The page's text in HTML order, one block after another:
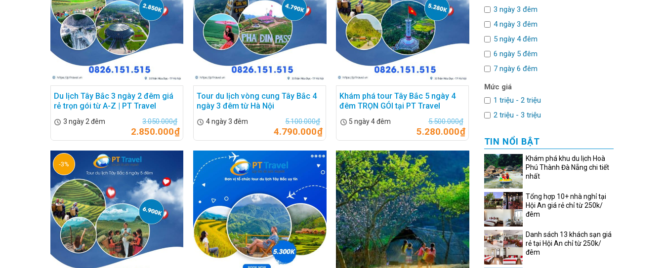
Du lịch Tây Bắc 3 ngày 2 đêm giá
rẻ trọn gói từ A-Z | PT Travel
3.050.000₫
2.850.000₫
3 ngày 2 đêm
Tour du lịch vòng cung Tây Bắc 4
ngày 3 đêm từ Hà Nội
5.100.000₫
4.790.000₫
4 ngày 3 đêm
Khám phá tour Tây Bắc 5 ngày 4
đêm TRỌN GÓI tại PT Travel
5.500.000₫
5.280.000₫
5 ngày 4 đêm
-3%
3 ngày 3 đêm
4 ngày 3 đêm
5 ngày 4 đêm
6 ngày 5 đêm
7 ngày 6 đêm
Mức giá
1 triệu - 2 triệu
2 triệu - 3 triệu
TIN NỔI BẬT
Khám phá khu du lịch Hoà
Phú Thành Đà Nẵng chi tiết
nhất
Tổng hợp 10+ nhà nghỉ tại
Hội An giá rẻ chỉ từ 250k/
đêm
Danh sách 13 khách sạn giá
rẻ tại Hội An chỉ từ 250k/
đêm